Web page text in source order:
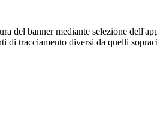
del banner mediante selezione
di tracciamento diversi da quelli